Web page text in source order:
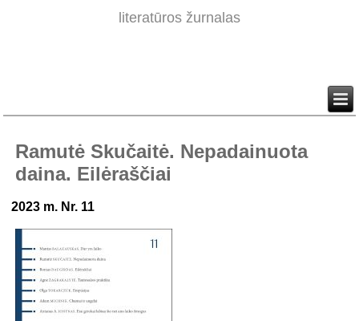
literatūros žurnalas
Ramutė Skučaitė. Nepadainuota
daina. Eilėraščiai
2023 m. Nr. 11